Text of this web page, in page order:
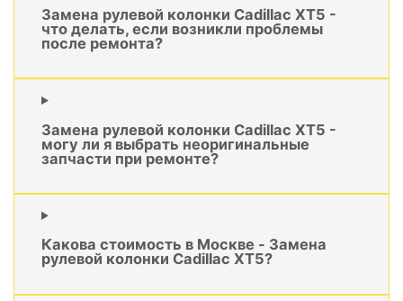
Замена рулевой колонки Cadillac XT5 -
что делать, если возникли проблемы
после ремонта?
Замена рулевой колонки Cadillac XT5 -
могу ли я выбрать неоригинальные
запчасти при ремонте?
Какова стоимость в Москве - Замена
рулевой колонки Cadillac XT5?